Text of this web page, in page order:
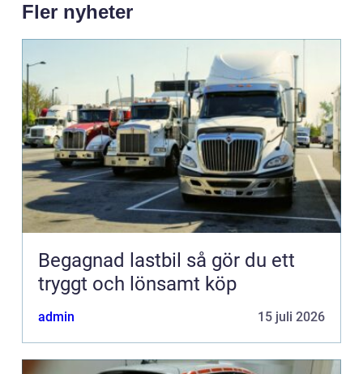
Fler nyheter
Begagnad lastbil så gör du ett
tryggt och lönsamt köp
admin 15 juli 2026